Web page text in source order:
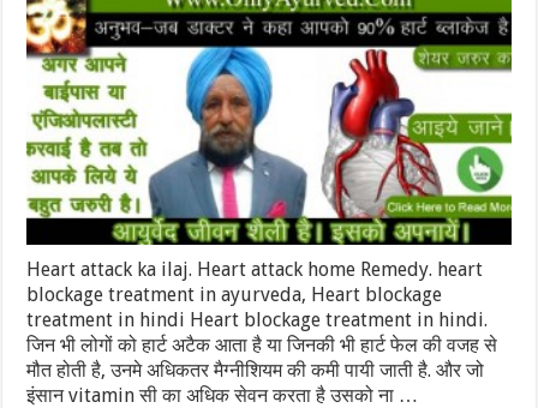
Heart attack ka ilaj. Heart attack home Remedy. heart
blockage treatment in ayurveda, Heart blockage
treatment in hindi Heart blockage treatment in hindi.
जिन भी लोगों को हार्ट अटैक आता है या जिनकी भी हार्ट फेल की वजह से
मौत होती है, उनमे अधिकतर मैग्नीशियम की कमी पायी जाती है. और जो
इंसान vitamin सी का अधिक सेवन करता है उसको ना …